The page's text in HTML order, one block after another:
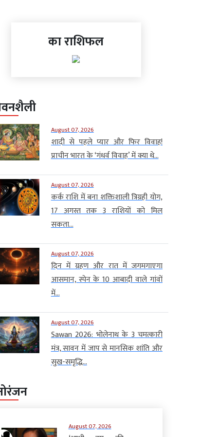
का राशिफल
August 07, 2026
शादी से पहले प्यार और फिर विवाह!
प्राचीन भारत के ‘गंधर्व विवाह’ में क्या थे...
August 07, 2026
कर्क राशि में बना शक्तिशाली त्रिग्रही योग,
17 अगस्त तक 3 राशियों को मिल
सकता...
August 07, 2026
दिन में ग्रहण और रात में जगमगाएगा
आसमान, स्पेन के 10 आबादी वाले गांवों
में...
August 07, 2026
Sawan 2026: भोलेनाथ के 3 चमत्कारी
मंत्र, सावन में जाप से मानसिक शांति और
सुख-समृद्धि...
August 07, 2026